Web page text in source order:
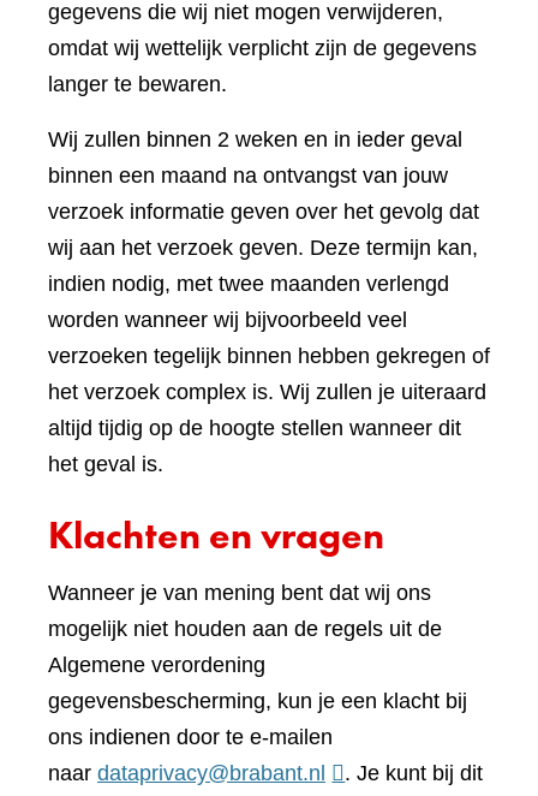
gegevens die wij niet mogen verwijderen,
omdat wij wettelijk verplicht zijn de gegevens
langer te bewaren.
Wij zullen binnen 2 weken en in ieder geval
binnen een maand na ontvangst van jouw
verzoek informatie geven over het gevolg dat
wij aan het verzoek geven. Deze termijn kan,
indien nodig, met twee maanden verlengd
worden wanneer wij bijvoorbeeld veel
verzoeken tegelijk binnen hebben gekregen of
het verzoek complex is. Wij zullen je uiteraard
altijd tijdig op de hoogte stellen wanneer dit
het geval is.
Klachten en vragen
Wanneer je van mening bent dat wij ons
mogelijk niet houden aan de regels uit de
Algemene verordening
gegevensbescherming, kun je een klacht bij
ons indienen door te e-mailen
naar dataprivacy@brabant.nl
. Je kunt bij dit